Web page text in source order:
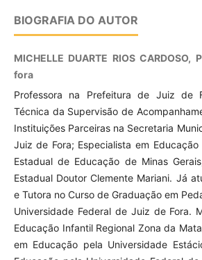
BIOGRAFIA DO AUTOR
MICHELLE DUARTE RIOS
fora
Professora na Prefeitura de Juiz de
Técnica da Supervisão de
Instituições Parceiras na Secretaria
Juiz de Fora; Especialista em
Estadual de Educação de Minas
Estadual Doutor Clemente Mariani. Já
e Tutora no Curso de Graduação em
Universidade Federal de Juiz de Fora.
Educação Infantil Regional Zona da
em Educação pela Universidade